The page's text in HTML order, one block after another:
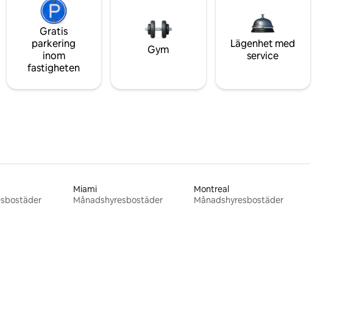
Gratis
parkering
inom
fastigheten
Gym
Lägenhet med
service
Miami
Månadshyresbostäder
Montreal
Månadshyresbostäder